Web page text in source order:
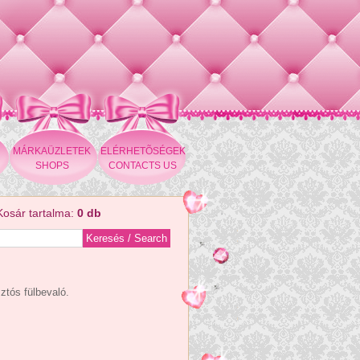
tartalma: 0 db
MÁRKAÜZLETEK
SHOPS
ELÉRHETÕSÉGEK
CONTACTS US
fülbevaló.